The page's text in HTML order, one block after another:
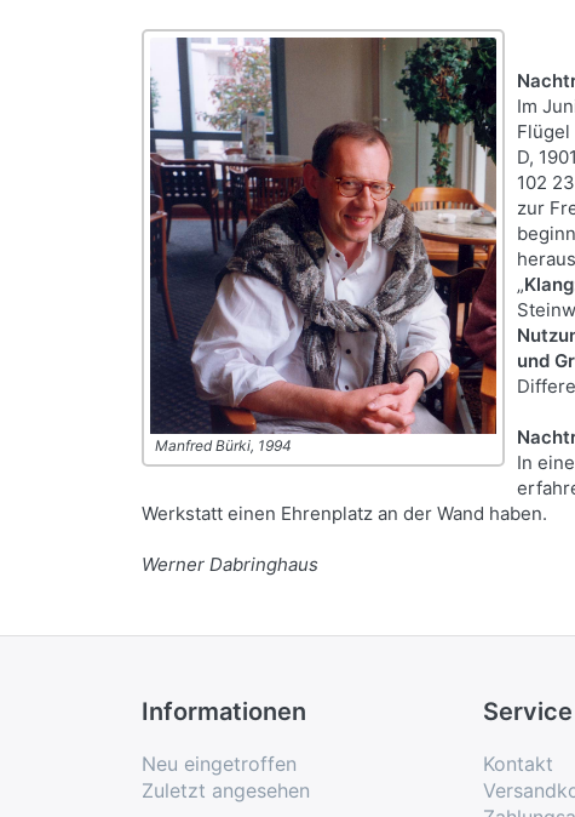
Manfred Bürki, 1994
Im
D,
102
zur
„
und
In
Werkstatt einen Ehrenplatz an der Wand haben.
Werner Dabringhaus
Informationen
Neu eingetroffen
Zuletzt angesehen
Service
Kontakt